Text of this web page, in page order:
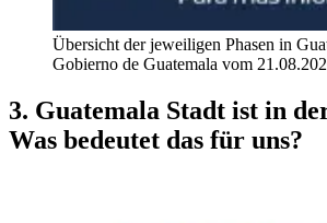
Übersicht der jeweiligen Phasen in
Gobierno de Guatemala vom
3. Guatemala Stadt ist in
Was bedeutet das für uns?